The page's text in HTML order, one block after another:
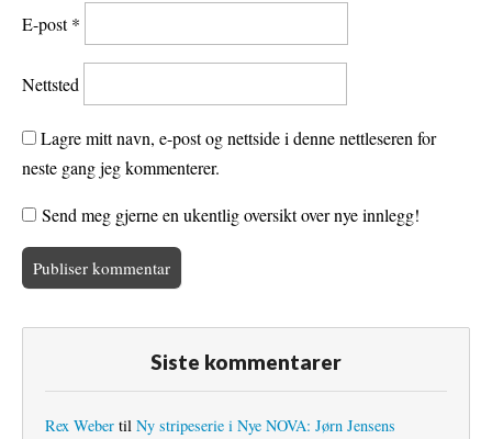
E-post*
Nettsted
Lagre mitt navn, e-post og nettside i denne nettleseren for
neste gang jeg kommenterer.
Send meg gjerne en ukentlig oversikt over nye innlegg!
Siste kommentarer
Rex Weber til Ny stripeserie i Nye NOVA: Jørn Jensens